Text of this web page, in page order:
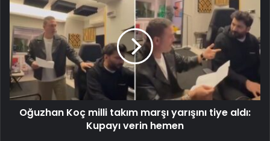
Oğuzhan Koç milli takım marşı yarışını tiye aldı:
Kupayı verin hemen